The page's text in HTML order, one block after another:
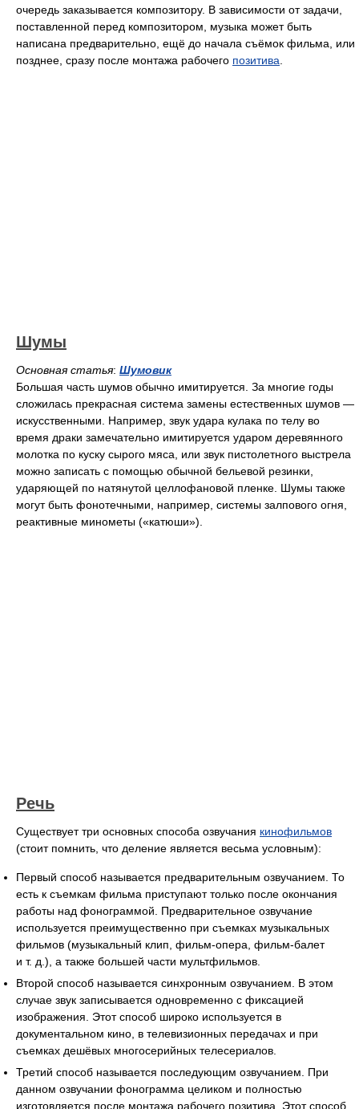
очередь заказывается композитору. В зависимости от задачи,
поставленной перед композитором, музыка может быть
написана предварительно, ещё до начала съёмок фильма, или
позднее, сразу после монтажа рабочего позитива
Шумы
Основная статья: Шумовик
Большая часть шумов обычно имитируется. За многие годы
сложилась прекрасная система замены естественных шумов —
искусственными. Например, звук удара кулака по телу во
время драки замечательно имитируется ударом деревянного
молотка по куску сырого мяса, или звук пистолетного выстрела
можно записать с помощью обычной бельевой резинки,
ударяющей по натянутой целлофановой пленке. Шумы также
могут быть фонотечными, например, системы залпового огня,
реактивные минометы («катюши»).
Речь
Существует три основных способа озвучания кинофильмов
(стоит помнить, что деление является весьма условным):
Первый способ называется предварительным озвучанием. То
есть к съемкам фильма приступают только после окончания
работы над фонограммой. Предварительное озвучание
используется преимущественно при съемках музыкальных
фильмов (музыкальный клип, фильм-опера, фильм-балет
и т. д.), а также большей части мультфильмов.
Второй способ называется синхронным озвучанием. В этом
случае звук записывается одновременно с фиксацией
изображения. Этот способ широко используется в
документальном кино, в телевизионных передачах и при
съемках дешёвых многосерийных телесериалов.
Третий способ называется последующим озвучанием. При
данном озвучании фонограмма целиком и полностью
изготовляется после монтажа рабочего позитива. Этот способ